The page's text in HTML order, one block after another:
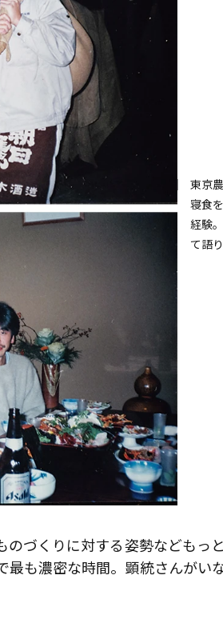
東京
寝食
経験
て語
のづくりに対する姿勢などもっ
最も濃密な時間。顕統さんがい